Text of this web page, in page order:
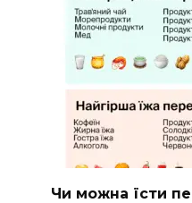
Чи можна їсти